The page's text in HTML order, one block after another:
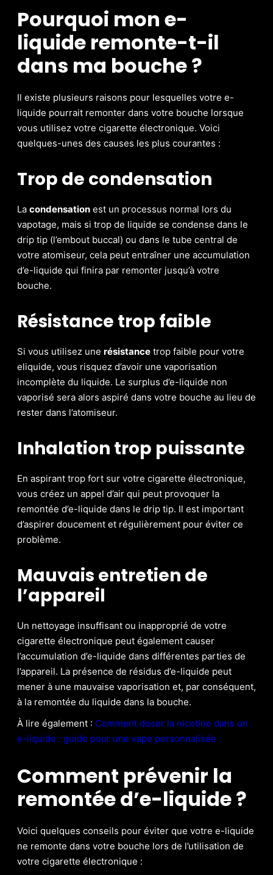
Pourquoi mon e-
liquide remonte-t-il
dans ma bouche ?
Il existe plusieurs raisons pour lesquelles votre e-
liquide pourrait remonter dans votre bouche lorsque
vous utilisez votre cigarette électronique. Voici
quelques-unes des causes les plus courantes :
Trop de condensation
La condensation est un processus normal lors du
vapotage, mais si trop de liquide se condense dans le
drip tip (l’embout buccal) ou dans le tube central de
votre atomiseur, cela peut entraîner une accumulation
d’e-liquide qui finira par remonter jusqu’à votre
bouche.
Résistance trop faible
Si vous utilisez une résistance trop faible pour votre
eliquide, vous risquez d’avoir une vaporisation
incomplète du liquide. Le surplus d’e-liquide non
vaporisé sera alors aspiré dans votre bouche au lieu de
rester dans l’atomiseur.
Inhalation trop puissante
En aspirant trop fort sur votre cigarette électronique,
vous créez un appel d’air qui peut provoquer la
remontée d’e-liquide dans le drip tip. Il est important
d’aspirer doucement et régulièrement pour éviter ce
problème.
Mauvais entretien de
l’appareil
Un nettoyage insuffisant ou inapproprié de votre
cigarette électronique peut également causer
l’accumulation d’e-liquide dans différentes parties de
l’appareil. La présence de résidus d’e-liquide peut
mener à une mauvaise vaporisation et, par conséquent,
à la remontée du liquide dans la bouche.
À lire également : Comment doser la nicotine dans un
e-liquide : guide pour une vape personnalisée
Comment prévenir la
remontée d’e-liquide ?
Voici quelques conseils pour éviter que votre e-liquide
ne remonte dans votre bouche lors de l’utilisation de
votre cigarette électronique :